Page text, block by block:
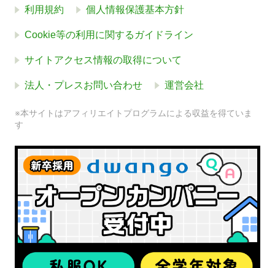
利用規約 個人情報保護基本方針
Cookie等の利用に関するガイドライン
サイトアクセス情報の取得について
法人・プレスお問い合わせ 運営会社
※本サイトはアフィリエイトプログラムによる収益を得ていま
す